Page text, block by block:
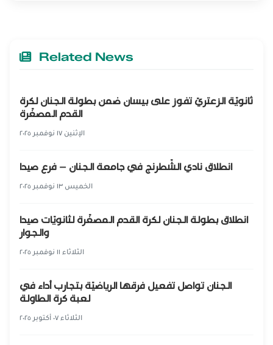
Related News
ثانويّة الزعتريّ تفوز على بيسان ضمن بطولة الجنان لكرة
القدم المصغّرة
الإثنين ١٧ نوفمبر ٢٠٢٥
انطلاق نادي الشّطرنج في جامعة الجنان – فرع صيدا
الخميس ١٣ نوفمبر ٢٠٢٥
انطلاق بطولة الجنان لكرة القدم المصغّرة لثانويّات صيدا
والجوار
الثلاثاء ١١ نوفمبر ٢٠٢٥
الجنان تواصل تفعيل فرقها الرياضيّة بتجارب أداء في
لعبة كرة الطاولة
الثلاثاء ٠٧ أكتوبر ٢٠٢٥